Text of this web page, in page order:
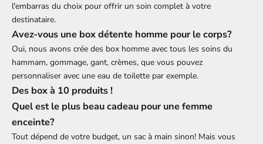
l'embarras du choix pour offrir un soin complet à votre
destinataire.
Avez-vous une box détente homme pour le corps?
Oui, nous avons crée des box homme avec tous les soins du
hammam, gommage, gant, crèmes, que vous pouvez
personnaliser avec une eau de toilette par exemple.
Des box à 10 produits !
Quel est le plus beau cadeau pour une femme
enceinte?
Tout dépend de votre budget, un sac à main sinon! Mais vous